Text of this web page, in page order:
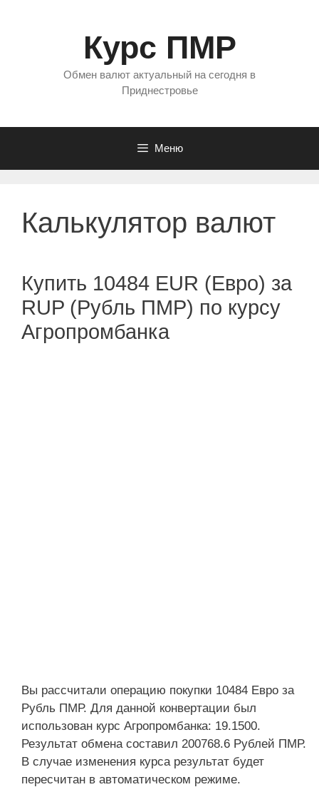
Курс ПМР
Обмен валют актуальный на сегодня в
Приднестровье
Меню
Калькулятор валют
Купить 10484 EUR (Евро) за
RUP (Рубль ПМР) по курсу
Агропромбанка
Вы рассчитали операцию покупки 10484 Евро за
Рубль ПМР. Для данной конвертации был
использован курс Агропромбанка: 19.1500.
Результат обмена составил 200768.6 Рублей ПМР.
В случае изменения курса результат будет
пересчитан в автоматическом режиме.